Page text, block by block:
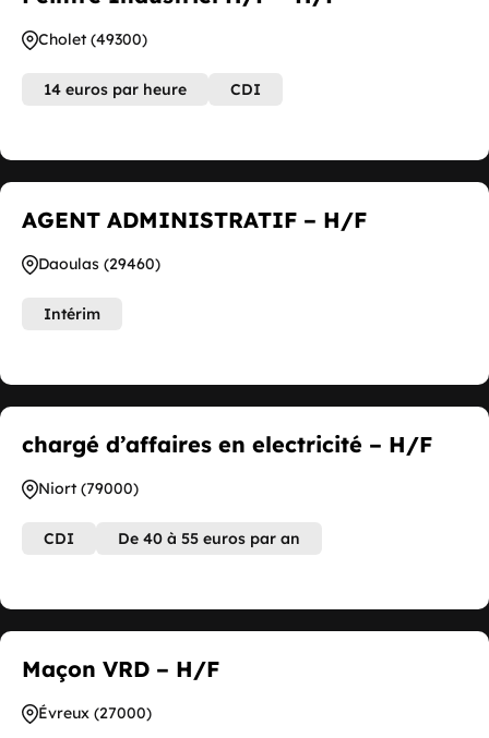
Cholet (49300)
14 euros par heure CDI
AGENT ADMINISTRATIF – H/F
Daoulas (29460)
Intérim
chargé d’affaires en electricité – H/F
Niort (79000)
CDI De 40 à 55 euros par an
Maçon VRD – H/F
Évreux (27000)